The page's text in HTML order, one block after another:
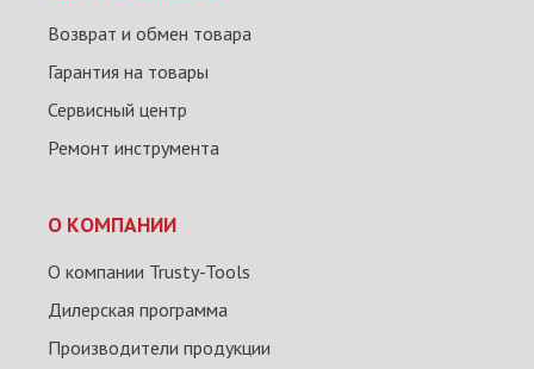
Возврат и обмен товара
Гарантия на товары
Сервисный центр
Ремонт инструмента
О КОМПАНИИ
О компании Trusty-Tools
Дилерская программа
Производители продукции